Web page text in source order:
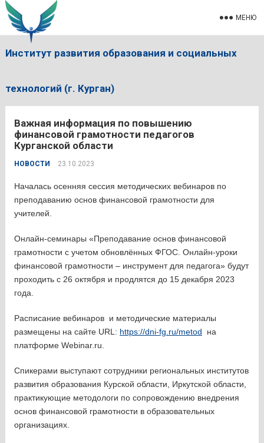
Институт развития образования и социальных
технологий (г. Курган)
МЕНЮ
Важная информация по повышению
финансовой грамотности педагогов
Курганской области
НОВОСТИ 23.10.2023
Началась осенняя сессия методических вебинаров по
преподаванию основ финансовой грамотности для
учителей.
Онлайн-семинары «Преподавание основ финансовой
грамотности с учетом обновлённых ФГОС. Онлайн-уроки
финансовой грамотности – инструмент для педагога» будут
проходить с 26 октября и продлятся до 15 декабря 2023
года.
Расписание вебинаров и методические материалы
размещены на сайте URL: https://dni-fg.ru/metod на
платформе Webinar.ru.
Спикерами выступают сотрудники региональных институтов
развития образования Курской области, Иркутской области,
практикующие методологи по сопровождению внедрения
основ финансовой грамотности в образовательных
организациях.